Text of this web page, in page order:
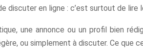
discuter en ligne : c’est surtout de
une annonce ou un profil bien
ou simplement à discuter. Ce que